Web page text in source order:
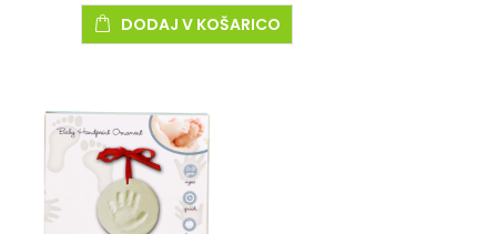
DODAJ V KOŠARICO